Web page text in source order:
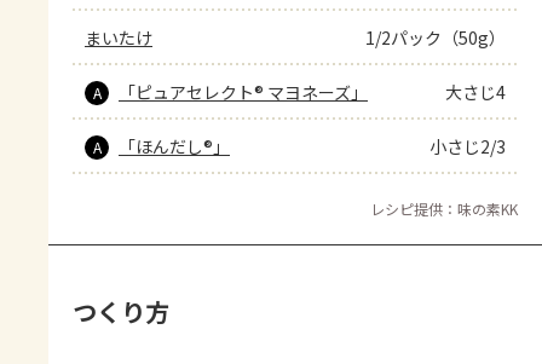
まいたけ 1/2パック（50g）
A 「ピュアセレクト® マヨネーズ」 大さじ4
A 「ほんだし®」 小さじ2/3
レシピ提供：味の素KK
つくり方